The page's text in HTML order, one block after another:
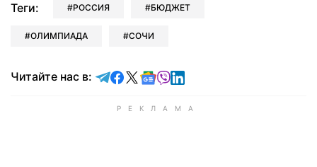
Теги: РОССИЯ БЮДЖЕТ
ОЛИМПИАДА СОЧИ
Читайте нас в: Читайте в Telegram
Читайте в Facebook
Читайте в X
Читайте в Google news
Читайте в Viber
Читайте в LinkedIn